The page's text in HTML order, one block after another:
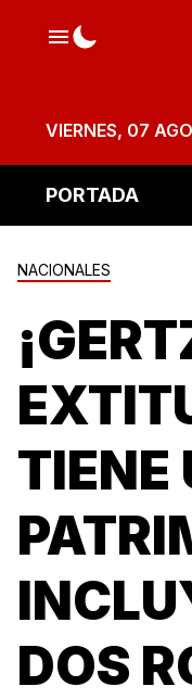
VIERNES, 07
PORTADA
NACIONALES
TIENE
DOS